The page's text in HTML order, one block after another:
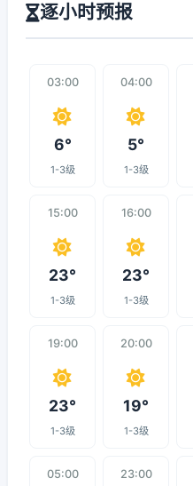
逐小时预报
03:00
6°
1-3级
04:00
5°
1-3级
15:00
23°
1-3级
16:00
23°
1-3级
19:00
23°
1-3级
20:00
19°
1-3级
05:00 23:00